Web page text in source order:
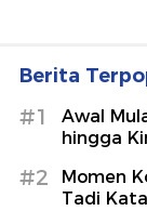
Berita
#1
Awal
hingga
#2
Momen
Tadi